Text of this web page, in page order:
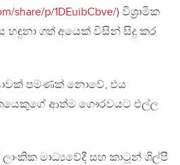
share/p/1DEuibCbve/) විශ්‍රාමික
හඳුනා ගත් අයෙක් විසින් සිදු කර
පමණක් නොවේ, එය
ආත්ම ගෞරවයට එල්ල
ලාංකික මාධ්‍යවේදී සහ කාටූන් ශිල්පී